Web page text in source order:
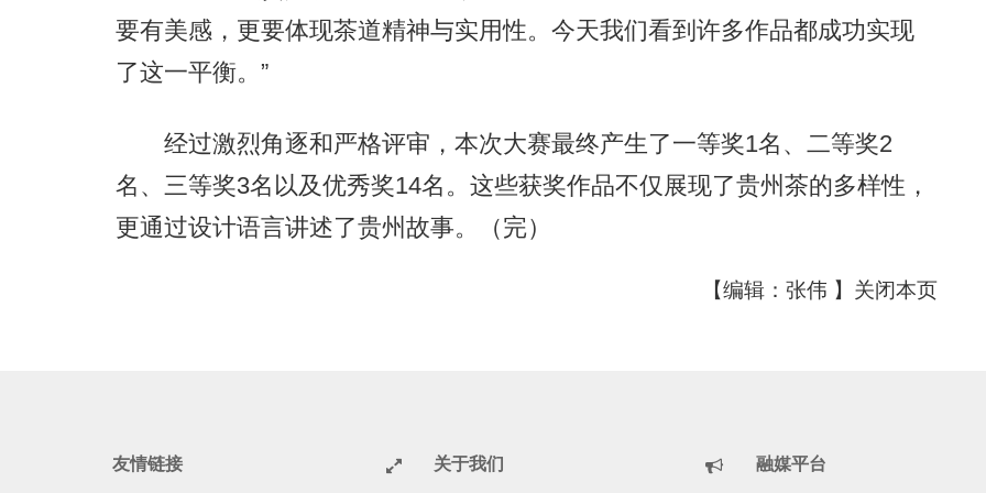
要有美感，更要体现茶道精神与实用性。今天我们看到许多作品都成功实现
了这一平衡。”
经过激烈角逐和严格评审，本次大赛最终产生了一等奖1名、二等奖2
名、三等奖3名以及优秀奖14名。这些获奖作品不仅展现了贵州茶的多样性，
更通过设计语言讲述了贵州故事。（完）
【编辑：张伟 】 关闭本页
友情链接 关于我们 融媒平台